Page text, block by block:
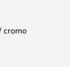
cromo